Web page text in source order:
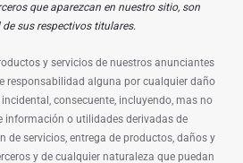
que aparezcan en nuestro sitio, son
sus respectivos titulares.
y servicios de nuestros anunciantes
responsabilidad alguna por cualquier daño
consecuente, incluyendo, mas no
información o utilidades derivadas de
de servicios, entrega de productos, daños y
y de cualquier naturaleza que puedan